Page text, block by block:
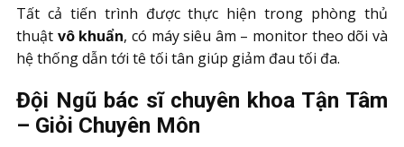
Tất cả tiến trình được thực hiện trong phòng thủ
thuật vô khuẩn, có máy siêu âm – monitor theo dõi và
hệ thống dẫn tới tê tối tân giúp giảm đau tối đa.
Đội Ngũ bác sĩ chuyên khoa Tận Tâm
– Giỏi Chuyên Môn